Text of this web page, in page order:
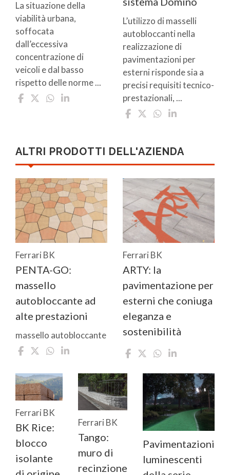
La situazione della
viabilità urbana,
soffocata
dall’eccessiva
concentrazione di
veicoli e dal basso
rispetto delle norme ...
L’utilizzo di masselli
autobloccanti nella
realizzazione di
pavimentazioni per
esterni risponde sia a
precisi requisiti tecnico-
prestazionali, ...
ALTRI PRODOTTI DELL'AZIENDA
Ferrari BK
PENTA-GO:
massello
autobloccante ad
alte prestazioni
massello autobloccante
Ferrari BK
ARTY: la
pavimentazione per
esterni che coniuga
eleganza e
sostenibilità
Ferrari BK
BK Rice:
blocco
isolante
Ferrari BK
Tango:
muro di
recinzione
Pavimentazioni
luminescenti